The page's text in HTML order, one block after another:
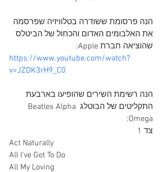
הנה פרסומת ששודרה בטלוויזיה שפרסמה
את האלבומים האדום והכחול של הביטלס
שהוציאה חברת Apple:
https://www.youtube.com/watch?
v=JZDK3rH9_C0
הנה רשימת השירים שהופיעו בארבעת
התקליטים של הבוטלג Beatles Alpha
Omega:
צד 1
Act Naturally
All I've Got To Do
All My Loving